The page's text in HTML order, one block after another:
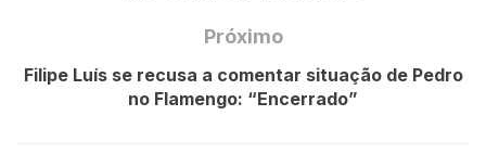
Próximo
Filipe Luís se recusa a comentar situação de Pedro
no Flamengo: “Encerrado”